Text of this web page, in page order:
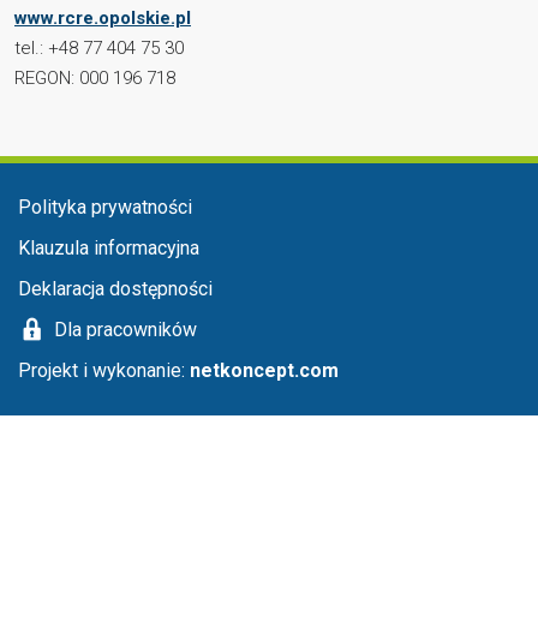
www.rcre.opolskie.pl
tel.: +48 77 404 75 30
REGON: 000 196 718
Menu stopka
Polityka prywatności
Klauzula informacyjna
Deklaracja dostępności
Dla pracowników
Projekt i wykonanie: netkoncept.com